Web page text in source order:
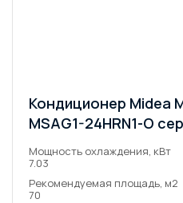
Кондиционер Midea
MSAG1-24HRN1-O
Мощность охлаждения, кВт
7.03
Рекомендуемая площадь, м2
70